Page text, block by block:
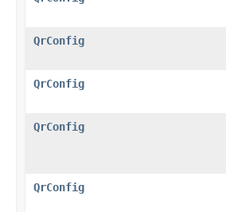
QrConfig
QrConfig
QrConfig
QrConfig